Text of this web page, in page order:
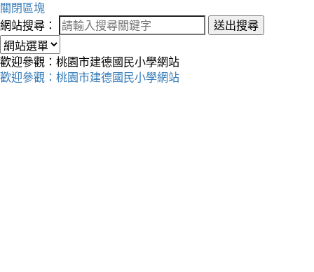
關閉區塊
網站搜尋：
送出搜尋
歡迎參觀：桃園市建德國民小學網站
歡迎參觀：桃園市建德國民小學網站